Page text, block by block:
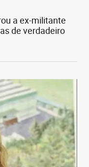
a ex-militante
de verdadeiro